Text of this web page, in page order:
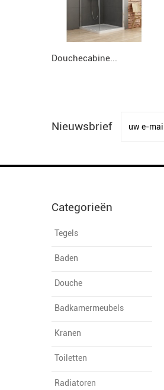
Douchecabine...
Nieuwsbrief
Categorieën
Tegels
Baden
Douche
Badkamermeubels
Kranen
Toiletten
Radiatoren